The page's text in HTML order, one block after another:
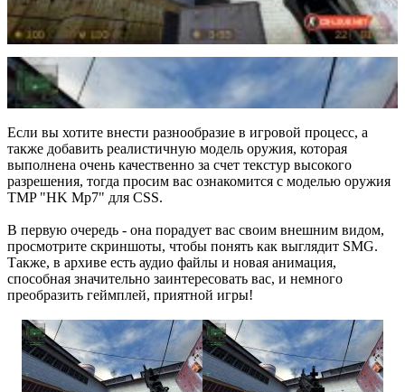
Если вы хотите внести разнообразие в игровой процесс, а
также добавить реалистичную модель оружия, которая
выполнена очень качественно за счет текстур высокого
разрешения, тогда просим вас ознакомится с моделью оружия
TMP "HK Mp7" для CSS.
В первую очередь - она порадует вас своим внешним видом,
просмотрите скриншоты, чтобы понять как выглядит SMG.
Также, в архиве есть аудио файлы и новая анимация,
способная значительно заинтересовать вас, и немного
преобразить геймплей, приятной игры!